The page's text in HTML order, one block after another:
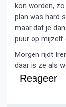
kon worden,
plan was hard
maar dat je
puur op mijzelf
Morgen rijdt
daar is ze als
Reageer